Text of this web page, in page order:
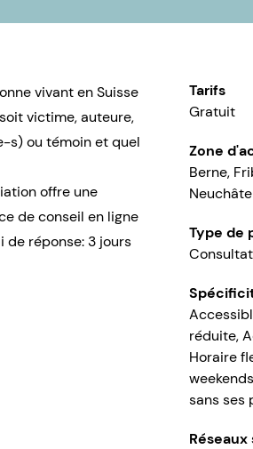
vivant en Suisse
victime, auteure,
s) ou témoin et quel
offre une
de conseil en ligne
de réponse: 3 jours
Tarifs
Gratuit
Zone
Berne,
Type de
réduite,
Horaire
sans ses